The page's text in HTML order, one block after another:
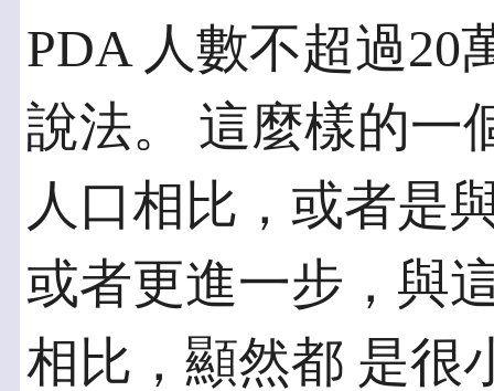
PDA 人數不超過20
說法。 這麼樣的一
人口相比，或者是
或者更進一步，與
相比，顯然都 是很